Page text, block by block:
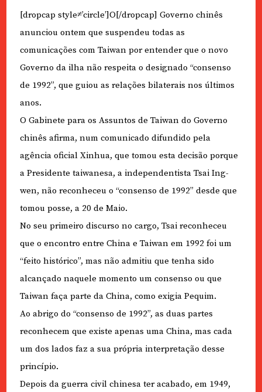
[dropcap style≠’circle’]O[/dropcap] Governo chinês
anunciou ontem que suspendeu todas as
comunicações com Taiwan por entender que o novo
Governo da ilha não respeita o designado “consenso
de 1992”, que guiou as relações bilaterais nos últimos
anos.
O Gabinete para os Assuntos de Taiwan do Governo
chinês afirma, num comunicado difundido pela
agência oficial Xinhua, que tomou esta decisão porque
a Presidente taiwanesa, a independentista Tsai Ing-
wen, não reconheceu o “consenso de 1992” desde que
tomou posse, a 20 de Maio.
No seu primeiro discurso no cargo, Tsai reconheceu
que o encontro entre China e Taiwan em 1992 foi um
“feito histórico”, mas não admitiu que tenha sido
alcançado naquele momento um consenso ou que
Taiwan faça parte da China, como exigia Pequim.
Ao abrigo do “consenso de 1992”, as duas partes
reconhecem que existe apenas uma China, mas cada
um dos lados faz a sua própria interpretação desse
princípio.
Depois da guerra civil chinesa ter acabado, em 1949,